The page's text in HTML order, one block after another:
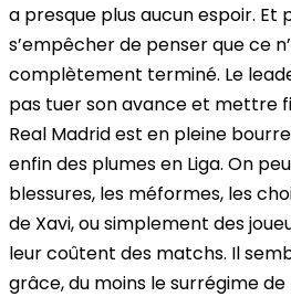
a presque plus aucun espoir. Et
s’empêcher de penser que ce
complètement terminé. Le
pas tuer son avance et mettre
Real Madrid est en pleine
enfin des plumes en Liga. On
blessures, les méformes, les
de Xavi, ou simplement des
leur coûtent des matchs. Il
grâce, du moins le surrégime